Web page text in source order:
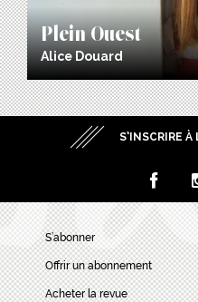
Plein Ouest
Alice Douard
S’INSCRIRE
S’abonner
Offrir un abonnement
Acheter la revue